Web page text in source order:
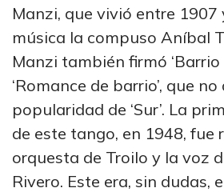
Manzi, que vivió entre 1907
música la compuso Aníbal
Manzi también firmó ‘Barrio
‘Romance de barrio’, que
popularidad de ‘Sur’. La
de este tango, en 1948, fue
orquesta de Troilo y la voz
Rivero. Este era, sin dudas,